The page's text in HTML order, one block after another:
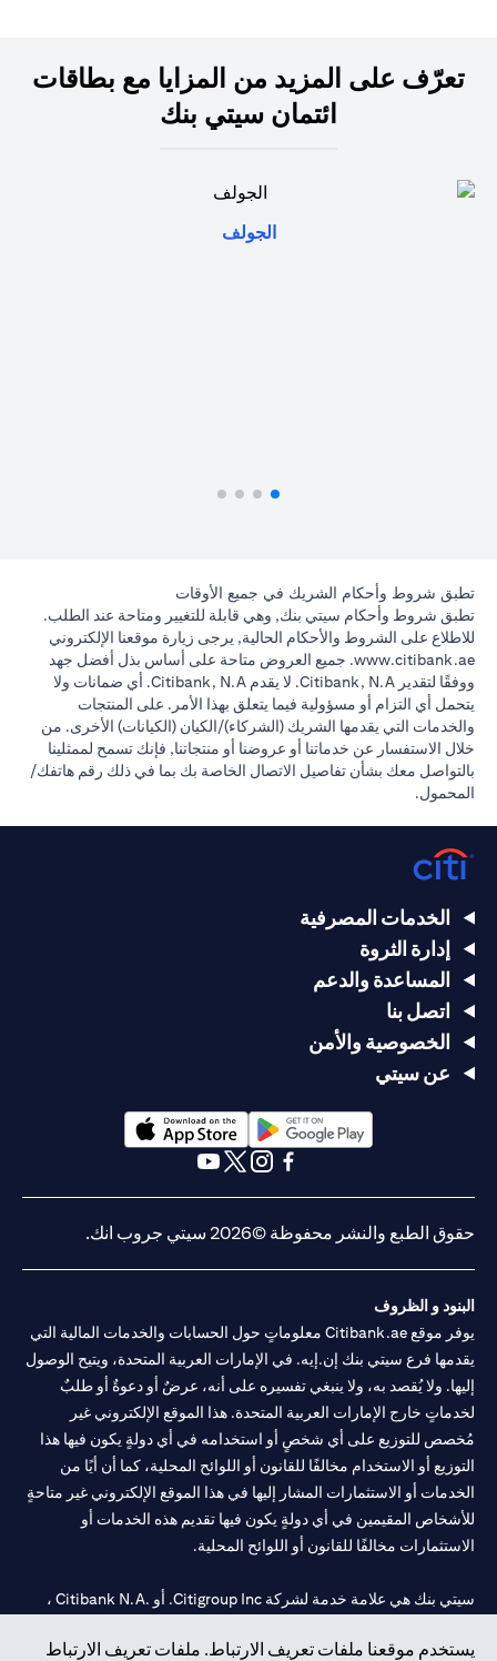
تعرّف على المزيد من المزايا مع بطاقات
ائتمان سيتي بنك
الجولف
تطبق شروط وأحكام الشريك في جميع الأوقات
تطبق شروط وأحكام سيتي بنك, وهي قابلة للتغيير ومتاحة عند الطلب.
للاطلاع على الشروط والأحكام الحالية, يرجى زيارة موقعنا الإلكتروني
www.citibank.ae
opens in a new tab
. جميع العروض متاحة على أساس بذل أفضل جهد
ووفقًا لتقدير Citibank, N.A. لا يقدم Citibank, N.A. أي ضمانات ولا
يتحمل أي التزام أو مسؤولية فيما يتعلق بهذا الأمر. على المنتجات
والخدمات التي يقدمها الشريك (الشركاء)/الكيان (الكيانات) الأخرى. من
خلال الاستفسار عن خدماتنا أو عروضنا أو منتجاتنا, فإنك تسمح لممثلينا
بالتواصل معك بشأن تفاصيل الاتصال الخاصة بك بما في ذلك رقم هاتفك/
المحمول.
يستخدم موقعنا ملفات تعريف الارتباط. ملفات تعريف الارتباط
الخدمات المصرفية
إدارة الثروة
المساعدة والدعم
اتصل بنا
الخصوصية والأمن
عن سيتي
opens in a new tab
opens in a new tab
حقوق الطبع والنشر محفوظة ©2026 سيتي جروب انك.
البنود و الظروف
يوفر موقع Citibank.ae معلوماتٍ حول الحسابات والخدمات المالية التي
يقدمها فرع سيتي بنك إن.إيه. في الإمارات العربية المتحدة، ويتيح الوصول
إليها. ولا يُقصد به، ولا ينبغي تفسيره على أنه، عرضٌ أو دعوةٌ أو طلبٌ
لخدماتٍ خارج الإمارات العربية المتحدة. هذا الموقع الإلكتروني غير
مُخصص للتوزيع على أي شخصٍ أو استخدامه في أي دولةٍ يكون فيها هذا
التوزيع أو الاستخدام مخالفًا للقانون أو اللوائح المحلية، كما أن أيًا من
الخدمات أو الاستثمارات المشار إليها في هذا الموقع الإلكتروني غير متاحةٍ
للأشخاص المقيمين في أي دولةٍ يكون فيها تقديم هذه الخدمات أو
الاستثمارات مخالفًا للقانون أو اللوائح المحلية.
سيتي بنك هي علامة خدمة لشركة Citigroup Inc. أو .Citibank N.A ،